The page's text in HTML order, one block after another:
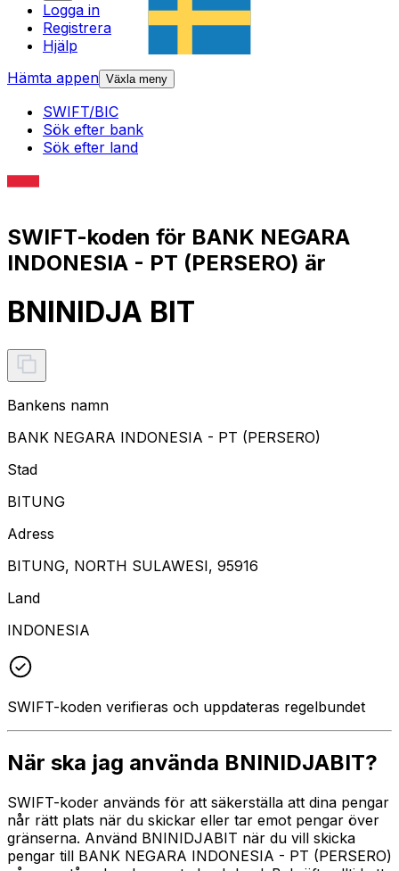
Logga in
Registrera
Hjälp
Hämta appen Växla meny
SWIFT/BIC
Sök efter bank
Sök efter land
SWIFT-koden för BANK NEGARA
INDONESIA - PT (PERSERO) är
BNINIDJA BIT
Bankens namn
BANK NEGARA INDONESIA - PT (PERSERO)
Stad
BITUNG
Adress
BITUNG, NORTH SULAWESI, 95916
Land
INDONESIA
SWIFT-koden verifieras och uppdateras regelbundet
När ska jag använda BNINIDJABIT?
SWIFT-koder används för att säkerställa att dina pengar
når rätt plats när du skickar eller tar emot pengar över
gränserna. Använd BNINIDJABIT när du vill skicka
pengar till BANK NEGARA INDONESIA - PT (PERSERO)